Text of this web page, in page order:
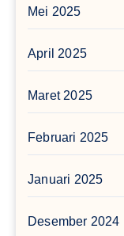
Mei 2025
April 2025
Maret 2025
Februari 2025
Januari 2025
Desember 2024